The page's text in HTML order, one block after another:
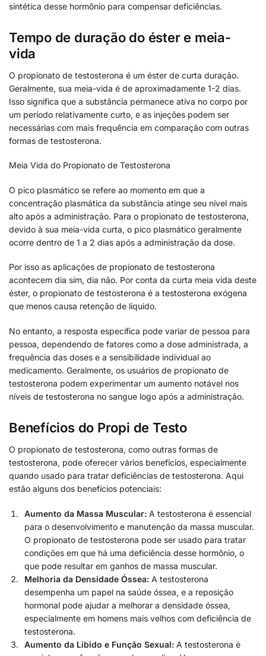
sintética desse hormônio para compensar deficiências.
Tempo de duração do éster e meia-
vida
O propionato de testosterona é um éster de curta duração.
Geralmente, sua meia-vida é de aproximadamente 1-2 dias.
Isso significa que a substância permanece ativa no corpo por
um período relativamente curto, e as injeções podem ser
necessárias com mais frequência em comparação com outras
formas de testosterona.
Meia Vida do Propionato de Testosterona
O pico plasmático se refere ao momento em que a
concentração plasmática da substância atinge seu nível mais
alto após a administração. Para o propionato de testosterona,
devido à sua meia-vida curta, o pico plasmático geralmente
ocorre dentro de 1 a 2 dias após a administração da dose.
Por isso as aplicações de propionato de testosterona
acontecem dia sim, dia não. Por conta da curta meia vida deste
éster, o propionato de testosterona é a testosterona exógena
que menos causa retenção de liquido.
No entanto, a resposta específica pode variar de pessoa para
pessoa, dependendo de fatores como a dose administrada, a
frequência das doses e a sensibilidade individual ao
medicamento. Geralmente, os usuários de propionato de
testosterona podem experimentar um aumento notável nos
níveis de testosterona no sangue logo após a administração.
Benefícios do Propi de Testo
O propionato de testosterona, como outras formas de
testosterona, pode oferecer vários benefícios, especialmente
quando usado para tratar deficiências de testosterona. Aqui
estão alguns dos benefícios potenciais:
Aumento da Massa Muscular: A testosterona é essencial
para o desenvolvimento e manutenção da massa muscular.
O propionato de testosterona pode ser usado para tratar
condições em que há uma deficiência desse hormônio, o
que pode resultar em ganhos de massa muscular.
Melhoria da Densidade Óssea: A testosterona
desempenha um papel na saúde óssea, e a reposição
hormonal pode ajudar a melhorar a densidade óssea,
especialmente em homens mais velhos com deficiência de
testosterona.
Aumento da Libido e Função Sexual: A testosterona é